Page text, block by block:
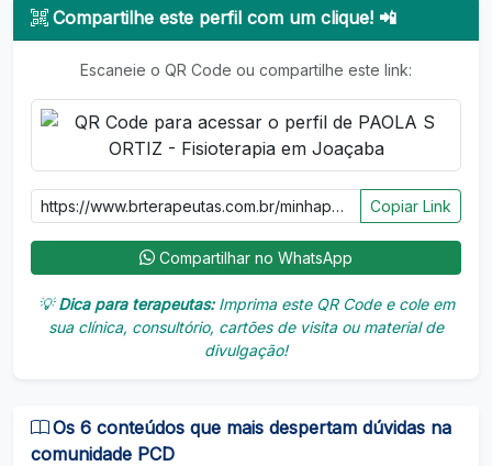
Compartilhe este perfil com um clique! 📲
Escaneie o QR Code ou compartilhe este link:
Copiar Link
Compartilhar no WhatsApp
💡Dica para terapeutas:Imprima este QR Code e cole em
sua clínica, consultório, cartões de visita ou material de
divulgação!
Os 6 conteúdos que mais despertam dúvidas na
comunidade PCD